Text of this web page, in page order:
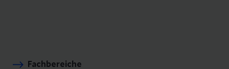
Fachbereiche